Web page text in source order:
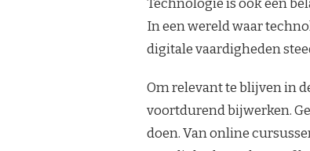
Technologie is ook een
In een wereld waar
digitale vaardigheden
Om relevant te blijven in
voortdurend bijwerken.
doen. Van online